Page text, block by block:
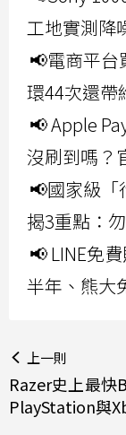
工地實測降
📢電商平台
環44次還帶
📢 Apple
沒刷到嗎？
📢國家級「
揭3重點：
📢 LINE免
半年、熊大
上一則
Razer史上最快
PlayStation與